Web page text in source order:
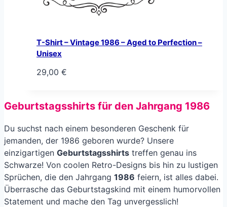
T-Shirt – Vintage 1986 – Aged to Perfection –
Unisex
29,00 €
Geburtstagsshirts für den Jahrgang 1986
Du suchst nach einem besonderen Geschenk für
jemanden, der 1986 geboren wurde? Unsere
einzigartigen Geburtstagsshirts treffen genau ins
Schwarze! Von coolen Retro-Designs bis hin zu lustigen
Sprüchen, die den Jahrgang 1986 feiern, ist alles dabei.
Überrasche das Geburtstagskind mit einem humorvollen
Statement und mache den Tag unvergesslich!